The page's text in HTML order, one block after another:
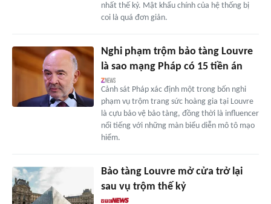
nhất thế kỷ. Mật khẩu chính của hệ thống bị
coi là quá đơn giản.
Nghi phạm trộm bảo tàng Louvre
là sao mạng Pháp có 15 tiền án
Cảnh sát Pháp xác định một trong bốn nghi
phạm vụ trộm trang sức hoàng gia tại Louvre
là cựu bảo vệ bảo tàng, đồng thời là influencer
nổi tiếng với những màn biểu diễn mô tô mạo
hiểm.
Bảo tàng Louvre mở cửa trở lại
sau vụ trộm thế kỷ